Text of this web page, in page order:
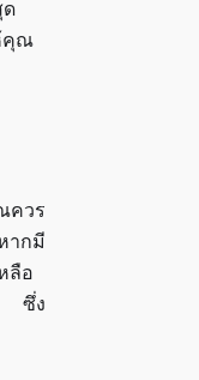
คุณ
ควร
ากมี
ลือ
ซึ่ง